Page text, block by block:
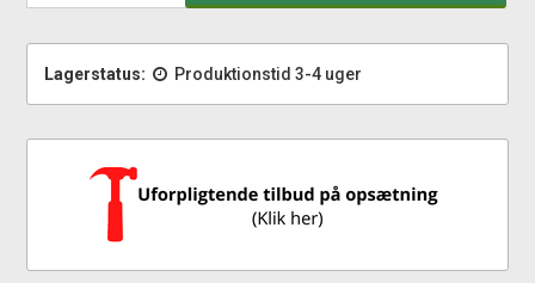
Lagerstatus: Produktionstid 3-4 uger